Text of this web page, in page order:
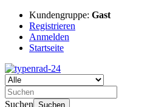
Kundengruppe: Gast
Registrieren
Anmelden
Startseite
Suchen Suchen